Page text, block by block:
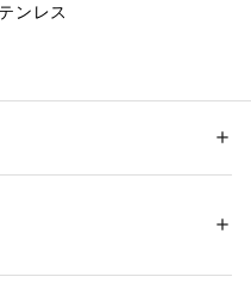
ンレス
にさりげなく、磁気の効果
】
がメーカーカラー表記と異